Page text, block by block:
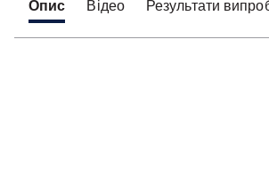
Опис Відео Результати